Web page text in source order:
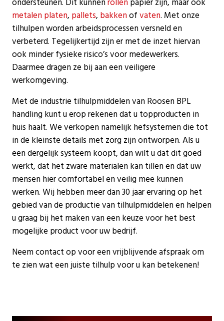
ondersteunen. Dit kunnenrollenpapier zijn, maar ook
metalen platen, pallets, bakkenofvaten. Met onze
tilhulpen worden arbeidsprocessen versneld en
verbeterd. Tegelijkertijd zijn er met de inzet hiervan
ook minder fysieke risico’s voor medewerkers.
Daarmee dragen ze bij aan een veiligere
werkomgeving.
Met de industrie tilhulpmiddelen van Roosen BPL
handling kunt u erop rekenen dat u topproducten in
huis haalt. We verkopen namelijk hefsystemen die tot
in de kleinste details met zorg zijn ontworpen. Als u
een dergelijk systeem koopt, dan wilt u dat dit goed
werkt, dat het zware materialen kan tillen en dat uw
mensen hier comfortabel en veilig mee kunnen
werken. Wij hebben meer dan 30 jaar ervaring op het
gebied van de productie van tilhulpmiddelen en helpen
u graag bij het maken van een keuze voor het best
mogelijke product voor uw bedrijf.
Neem contact op voor een vrijblijvende afspraak om
te zien wat een juiste tilhulp voor u kan betekenen!